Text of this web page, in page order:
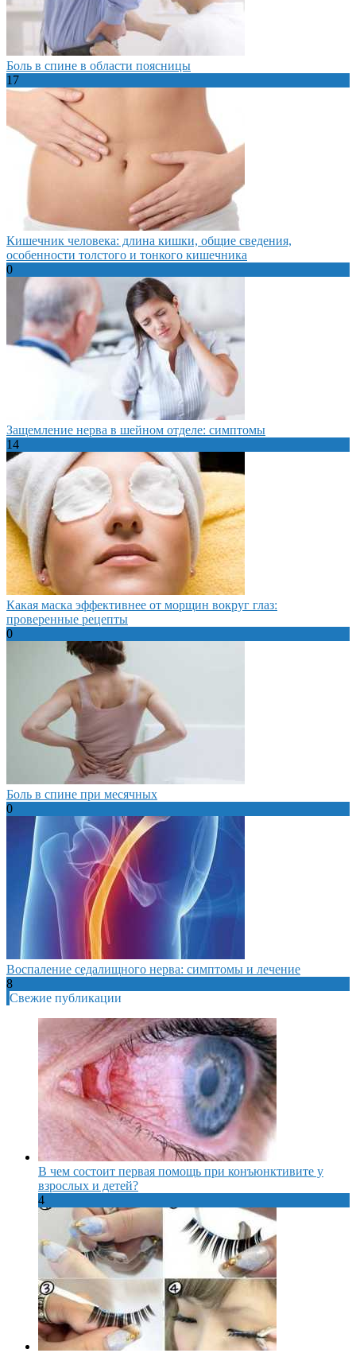
Боль в спине в области поясницы
17
Кишечник человека: длина кишки, общие сведения,
особенности толстого и тонкого кишечника
0
Защемление нерва в шейном отделе: симптомы
14
Какая маска эффективнее от морщин вокруг глаз:
проверенные рецепты
0
Боль в спине при месячных
0
Воспаление седалищного нерва: симптомы и лечение
8
Свежие публикации
В чем состоит первая помощь при конъюнктивите у
взрослых и детей?
4